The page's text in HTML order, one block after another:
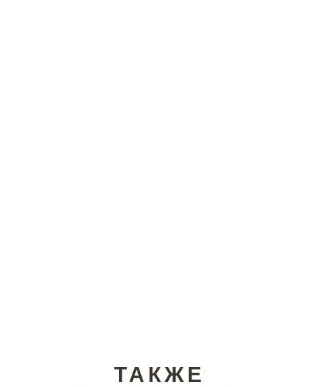
ТАКЖЕ